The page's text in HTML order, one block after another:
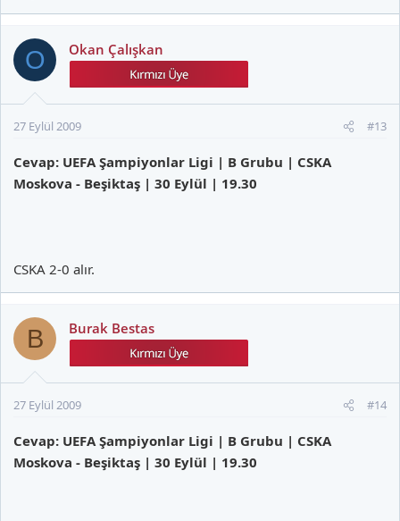
O Okan Çalışkan
27 Eylül 2009 #13
Cevap: UEFA Şampiyonlar Ligi | B Grubu | CSKA
Moskova - Beşiktaş | 30 Eylül | 19.30
CSKA 2-0 alır.
B Burak Bestas
27 Eylül 2009 #14
Cevap: UEFA Şampiyonlar Ligi | B Grubu | CSKA
Moskova - Beşiktaş | 30 Eylül | 19.30